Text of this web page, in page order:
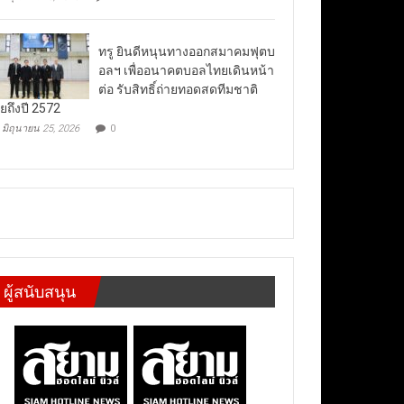
ทรู ยินดีหนุนทางออกสมาคมฟุตบ
อลฯ เพื่ออนาคตบอลไทยเดินหน้า
ต่อ รับสิทธิ์ถ่ายทอดสดทีมชาติ
ถึงปี 2572
มิถุนายน 25, 2026 0
ผู้สนับสนุน